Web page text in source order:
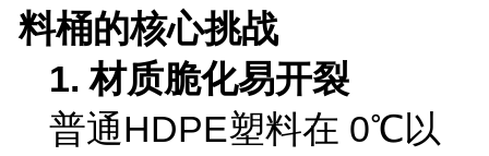
料桶的核心挑战
1.材质脆化易开裂
普通HDPE塑料在 0℃以